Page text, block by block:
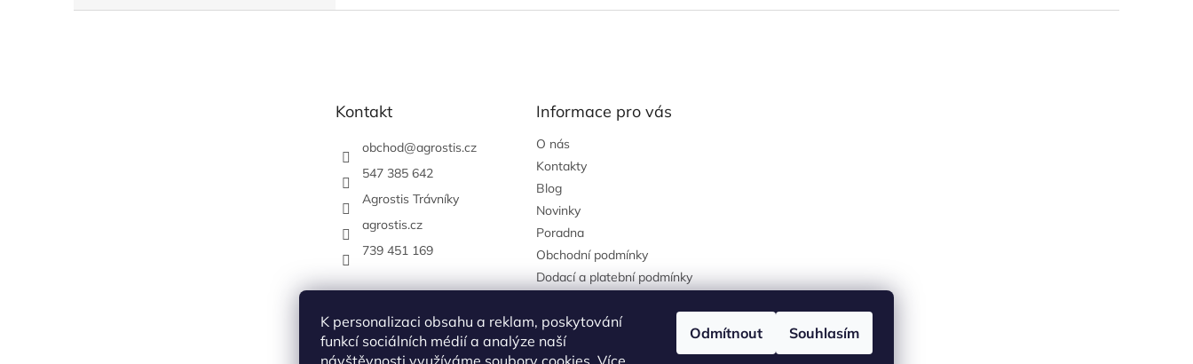
K personalizaci obsahu a reklam, poskytování
funkcí sociálních médií a analýze naší
návštěvnosti využíváme soubory cookies. Více
Odmítnout Souhlasím
Kontakt
obchod@agrostis.cz
547 385 642
Agrostis Trávníky
agrostis.cz
739 451 169
Informace pro vás
O nás
Kontakty
Blog
Novinky
Poradna
Obchodní podmínky
Dodací a platební podmínky
údajů
Reklamace a vrácení zboží
agrostis.cz